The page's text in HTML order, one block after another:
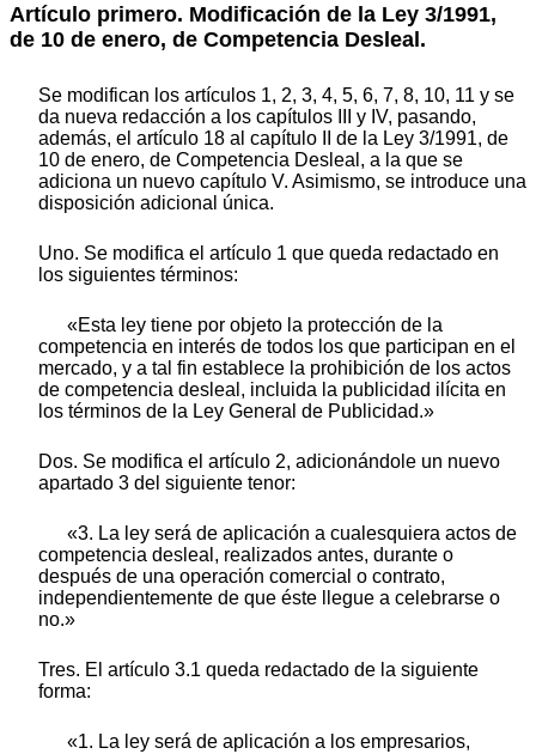
Artículo primero. Modificación de la Ley 3/1991,
de 10 de enero, de Competencia Desleal.
Se modifican los artículos 1, 2, 3, 4, 5, 6, 7, 8, 10, 11 y se
da nueva redacción a los capítulos III y IV, pasando,
además, el artículo 18 al capítulo II de la Ley 3/1991, de
10 de enero, de Competencia Desleal, a la que se
adiciona un nuevo capítulo V. Asimismo, se introduce una
disposición adicional única.
Uno. Se modifica el artículo 1 que queda redactado en
los siguientes términos:
«Esta ley tiene por objeto la protección de la
competencia en interés de todos los que participan en el
mercado, y a tal fin establece la prohibición de los actos
de competencia desleal, incluida la publicidad ilícita en
los términos de la Ley General de Publicidad.»
Dos. Se modifica el artículo 2, adicionándole un nuevo
apartado 3 del siguiente tenor:
«3. La ley será de aplicación a cualesquiera actos de
competencia desleal, realizados antes, durante o
después de una operación comercial o contrato,
independientemente de que éste llegue a celebrarse o
no.»
Tres. El artículo 3.1 queda redactado de la siguiente
forma:
«1. La ley será de aplicación a los empresarios,